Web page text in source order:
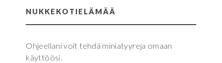
NUKKEKOTIELÄMÄÄ
Ohjeellani voit tehdä miniatyyreja omaan
käyttöösi.